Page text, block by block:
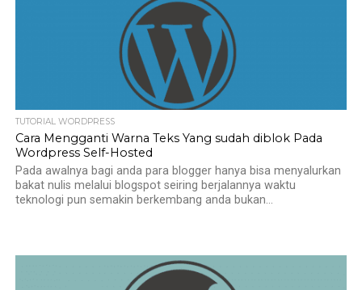
TUTORIAL WORDPRESS
Cara Mengganti Warna Teks Yang sudah diblok Pada
Wordpress Self-Hosted
Pada awalnya bagi anda para blogger hanya bisa menyalurkan
bakat nulis melalui blogspot seiring berjalannya waktu
teknologi pun semakin berkembang anda bukan...